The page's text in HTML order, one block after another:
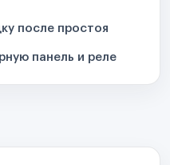
после простоя
панель и реле